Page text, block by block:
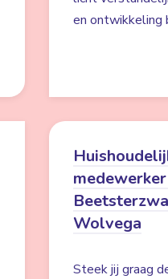
en ontwikkeling
Wolvega
Steek jij graag